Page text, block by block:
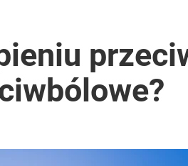
świecie program profilaktyki